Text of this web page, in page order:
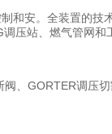
安。全装置的技
压站、燃气管网和
、GORTER调压